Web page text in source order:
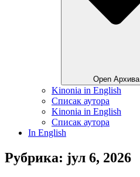
Open Архива
Kinonia in English
Списак аутора
Kinonia in English
Списак аутора
In English
Рубрика: јул 6, 2026